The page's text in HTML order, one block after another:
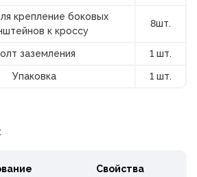
крепление боковых
к кроссу
8шт.
заземления 1 шт.
Упаковка 1 шт.
Свойства